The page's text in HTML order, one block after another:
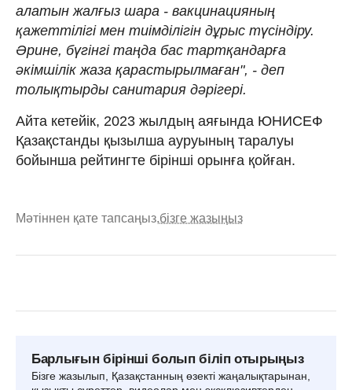
алатын жалғыз шара - вакцинацияның
қажеттілігі мен тиімділігін дұрыс түсіндіру.
Әрине, бүгінгі таңда бас тартқандарға
әкімшілік жаза қарастырылмаған", - деп
толықтырды санитария дәрігері.
Айта кетейік, 2023 жылдың аяғында ЮНИСЕФ
Қазақстанды қызылша ауруының таралуы
бойынша рейтингте бірінші орынға қойған.
Мәтіннен қате тапсаңыз,бізге жазыңыз
Барлығын бірінші болып біліп отырыңыз
Бізге жазылып, Қазақстанның өзекті жаңалықтарынан,